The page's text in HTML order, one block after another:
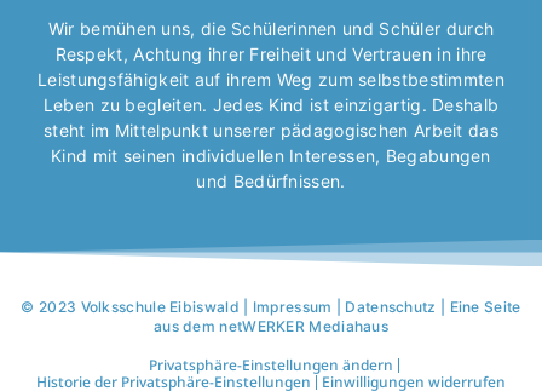
Wir bemühen uns, die Schülerinnen und Schüler durch
Respekt, Achtung ihrer Freiheit und Vertrauen in ihre
Leistungsfähigkeit auf ihrem Weg zum selbstbestimmten
Leben zu begleiten. Jedes Kind ist einzigartig. Deshalb
steht im Mittelpunkt unserer pädagogischen Arbeit das
Kind mit seinen individuellen Interessen, Begabungen
und Bedürfnissen.
© 2023 Volksschule Eibiswald | Impressum Datenschutz
| Eine Seite
aus dem netWERKER Mediahaus
Privatsphäre-Einstellungen ändern
Historie der Privatsphäre-Einstellungen
Einwilligungen widerrufen